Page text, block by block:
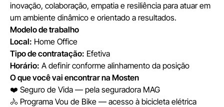
inovação, colaboração, empatia e resiliência para atuar em
um ambiente dinâmico e orientado a resultados.
Modelo de trabalho
Local: Home Office
Tipo de contratação: Efetiva
Horário: A definir conforme alinhamento da posição
O que você vai encontrar na Mosten
❤️ Seguro de Vida — pela seguradora MAG
🚴 Programa Vou de Bike — acesso à bicicleta elétrica